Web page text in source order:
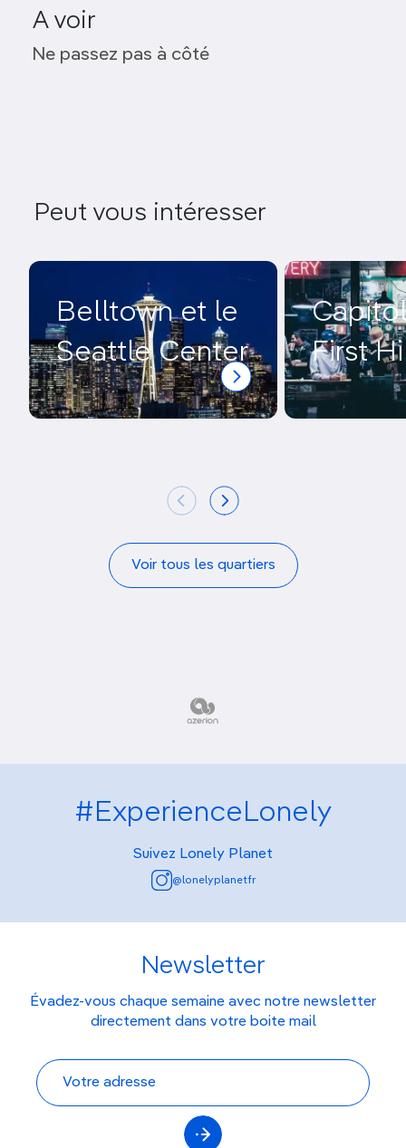
A voir
Ne passez pas à côté
Nordic Museum
Hiram M. Chittenden Locks
Peut vous intéresser
Belltown et le
Seattle Center
First
Voir tous les quartiers
#ExperienceLonely
Suivez Lonely Planet
@lonelyplanetfr
Newsletter
Évadez-vous chaque semaine avec notre newsletter
directement dans votre boite mail